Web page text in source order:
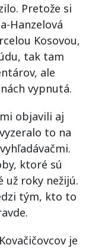
Pretože si
Hanzelová
Kosovou,
tak tam
ale
vypnutá.
objavili aj
to na
ktoré sú
už roky nežijú.
tým, kto to
je